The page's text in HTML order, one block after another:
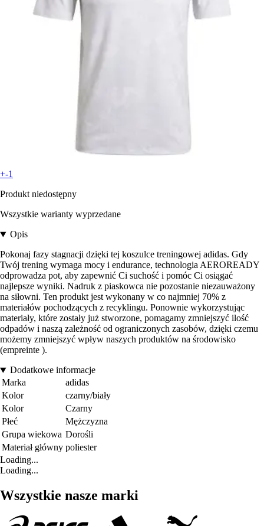
+-1
Produkt niedostępny
Wszystkie warianty wyprzedane
Opis
Pokonaj fazy stagnacji dzięki tej koszulce treningowej adidas. Gdy
Twój trening wymaga mocy i endurance, technologia AEROREADY
odprowadza pot, aby zapewnić Ci suchość i pomóc Ci osiągać
najlepsze wyniki. Nadruk z piaskowca nie pozostanie niezauważony
na siłowni. Ten produkt jest wykonany w co najmniej 70% z
materiałów pochodzących z recyklingu. Ponownie wykorzystując
materiały, które zostały już stworzone, pomagamy zmniejszyć ilość
odpadów i naszą zależność od ograniczonych zasobów, dzięki czemu
możemy zmniejszyć wpływ naszych produktów na środowisko
(empreinte ).
Dodatkowe informacje
Marka
adidas
Kolor
czarny/biały
Kolor
Czarny
Płeć
Mężczyzna
Grupa wiekowa Dorośli
Materiał główny poliester
Loading...
Loading...
Wszystkie nasze marki